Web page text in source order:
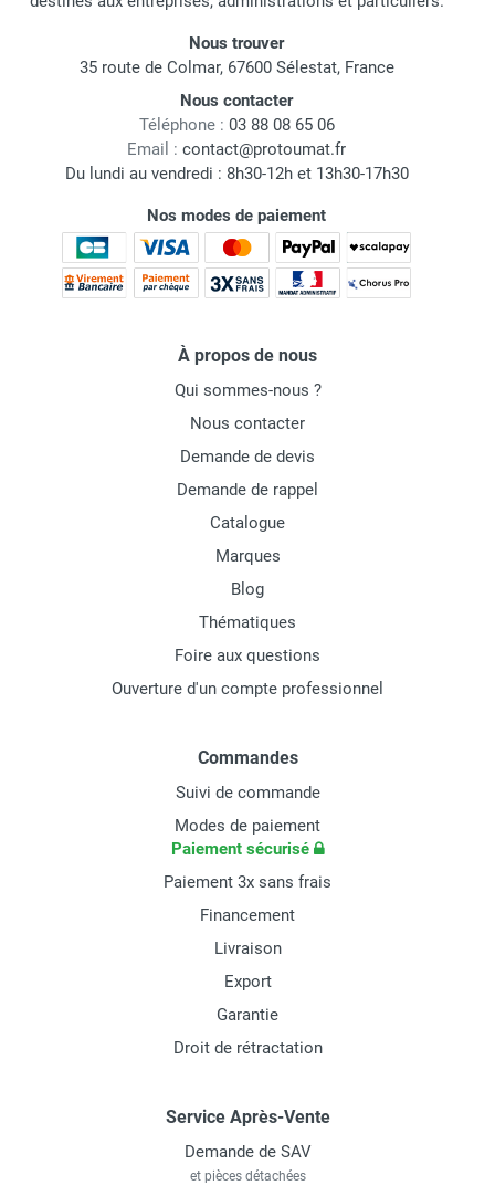
Nous trouver
35 route de Colmar, 67600 Sélestat, France
Nous contacter
Téléphone : 03 88 08 65 06
Email : contact@protoumat.fr
Du lundi au vendredi : 8h30-12h et 13h30-17h30
Nos modes de paiement
À propos de nous
Qui sommes-nous ?
Nous contacter
Demande de devis
Demande de rappel
Catalogue
Marques
Blog
Thématiques
Foire aux questions
Ouverture d'un compte professionnel
Commandes
Suivi de commande
Modes de paiement
Paiement sécurisé
Paiement 3x sans frais
Financement
Livraison
Export
Garantie
Droit de rétractation
Service Après-Vente
Demande de SAV
et pièces détachées